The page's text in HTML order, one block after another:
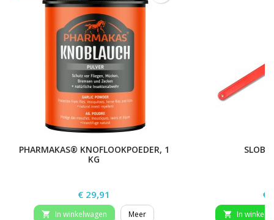
PHARMAKAS® KNOFLOOKPOEDER, 1
KG
Prijs
€ 29,91
 In winkelwagen Meer
€
 In